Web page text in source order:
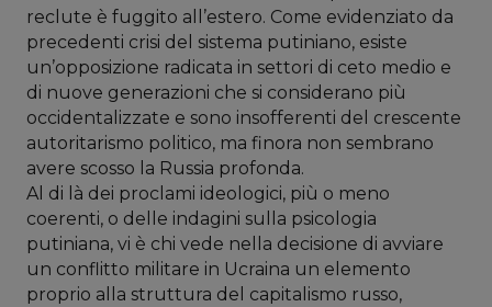
reclute è fuggito all’estero. Come evidenziato da
precedenti crisi del sistema putiniano, esiste
un’opposizione radicata in settori di ceto medio e
di nuove generazioni che si considerano più
occidentalizzate e sono insofferenti del crescente
autoritarismo politico, ma finora non sembrano
avere scosso la Russia profonda.
Al di là dei proclami ideologici, più o meno
coerenti, o delle indagini sulla psicologia
putiniana, vi è chi vede nella decisione di avviare
un conflitto militare in Ucraina un elemento
proprio alla struttura del capitalismo russo,